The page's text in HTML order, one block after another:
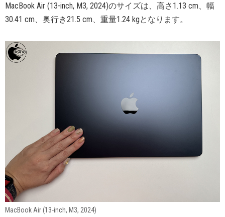
MacBook Air (13-inch, M3, 2024)のサイズは、高さ1.13 cm、幅
30.41 cm、奥行き21.5 cm、重量1.24 kgとなります。
MacBook Air (13-inch, M3, 2024)